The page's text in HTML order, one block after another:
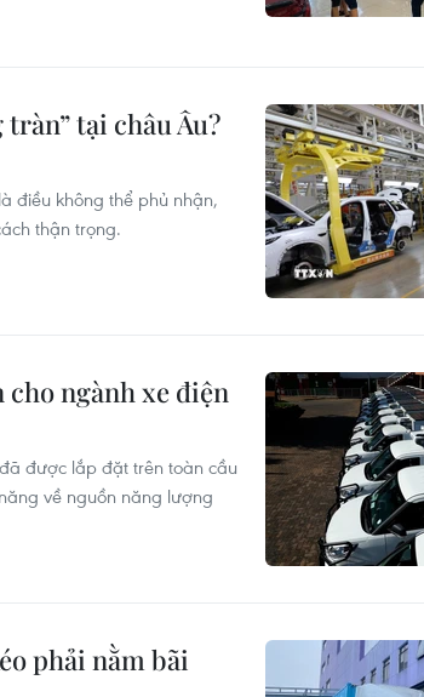
tại châu Âu?
điều không thể phủ nhận,
thận trọng.
ngành xe điện
được lắp đặt trên toàn cầu
về nguồn năng lượng
phải nằm bãi